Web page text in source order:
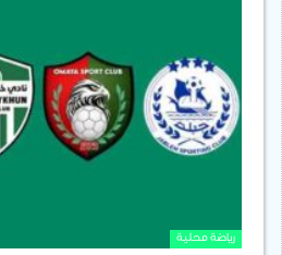
رياضة محلية